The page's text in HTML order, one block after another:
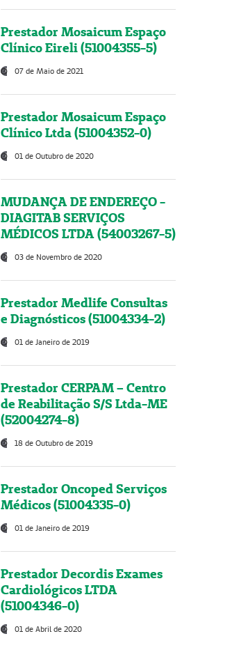
Prestador Mosaicum Espaço
Clínico Eireli (51004355-5)
07 de Maio de 2021
Prestador Mosaicum Espaço
Clínico Ltda (51004352-0)
01 de Outubro de 2020
MUDANÇA DE ENDEREÇO -
DIAGITAB SERVIÇOS
MÉDICOS LTDA (54003267-5)
03 de Novembro de 2020
Prestador Medlife Consultas
e Diagnósticos (51004334-2)
01 de Janeiro de 2019
Prestador CERPAM – Centro
de Reabilitação S/S Ltda-ME
(52004274-8)
18 de Outubro de 2019
Prestador Oncoped Serviços
Médicos (51004335-0)
01 de Janeiro de 2019
Prestador Decordis Exames
Cardiológicos LTDA
(51004346-0)
01 de Abril de 2020